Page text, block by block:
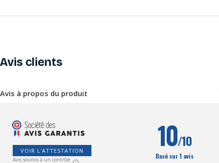
Avis clients
Avis à propos du produit
VOIR L'ATTESTATION
Avis soumis à un contrôle
10/10
Basé sur 1 avis